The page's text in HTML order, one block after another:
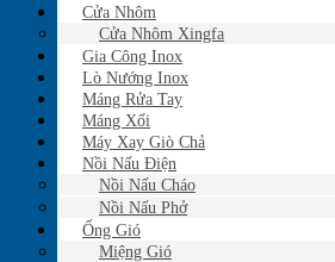
Cửa Nhôm
Cửa Nhôm Xingfa
Gia Công Inox
Lò Nướng Inox
Máng Rửa Tay
Máng Xối
Máy Xay Giò Chả
Nồi Nấu Điện
Nồi Nấu Cháo
Nồi Nấu Phở
Ống Gió
Miệng Gió